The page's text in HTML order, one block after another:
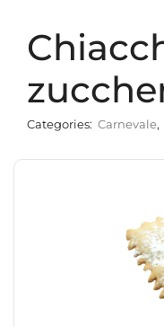
Categories: Carnevale,